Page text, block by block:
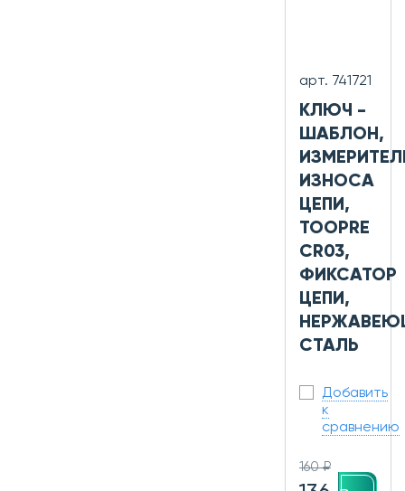
арт. 741721
КЛЮЧ -
ШАБЛОН,
ИЗНОСА
ЦЕПИ,
TOOPRE
CR03,
ФИКСАТОР
ЦЕПИ,
СТАЛЬ
Добавить
к
сравнению
160 ₽